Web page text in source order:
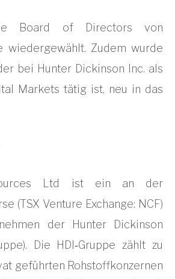
Board of Directors von
wiedergewählt. Zudem wurde
bei Hunter Dickinson Inc. als
Markets tätig ist, neu in das
Ltd ist ein an der
(TSX Venture Exchange: NCF)
der Hunter Dickinson
Die HDI‐Gruppe zählt zu
geführten Rohstoffkonzernen